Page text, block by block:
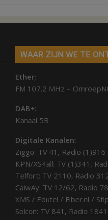
WAAR ZIJN WE TE
Ether;
FM 107.2 MHz –
DAB+:
Kanaal 5B
Digitale Kanalen:
Ziggo: TV 41, Radio (1)916
KPN/XS4all: TV (1)341,
Telfort: TV 2110, Radio
CaiwAy: TV 12/62, Radio
XMS / Edutel / Fiber.nl /
Solcon: TV 841, Radio 1841